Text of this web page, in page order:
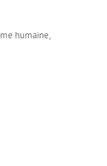
humaine,